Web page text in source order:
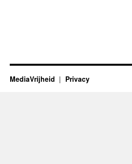
MediaVrijheid Privacy